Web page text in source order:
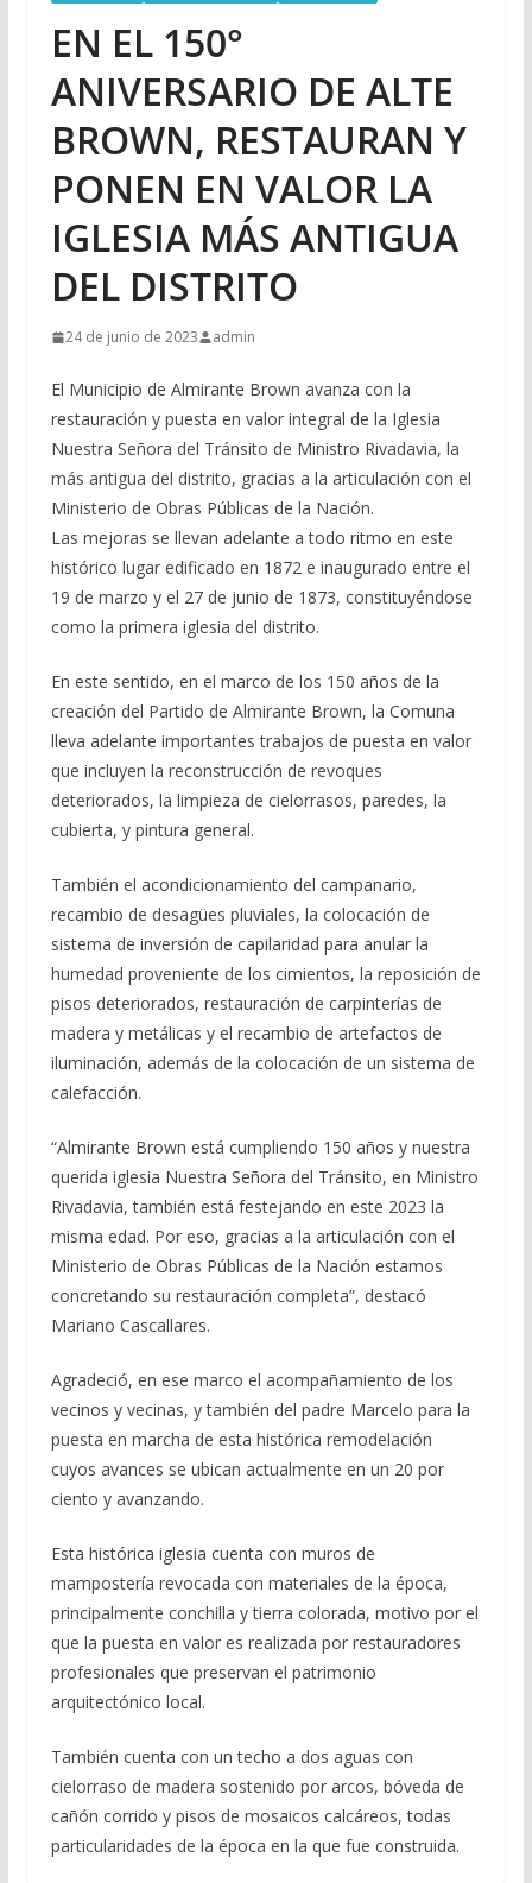
EN EL 150°
ANIVERSARIO DE ALTE
BROWN, RESTAURAN Y
PONEN EN VALOR LA
IGLESIA MÁS ANTIGUA
DEL DISTRITO
24 de junio de 2023 admin
El Municipio de Almirante Brown avanza con la
restauración y puesta en valor integral de la Iglesia
Nuestra Señora del Tránsito de Ministro Rivadavia, la
más antigua del distrito, gracias a la articulación con el
Ministerio de Obras Públicas de la Nación.
Las mejoras se llevan adelante a todo ritmo en este
histórico lugar edificado en 1872 e inaugurado entre el
19 de marzo y el 27 de junio de 1873, constituyéndose
como la primera iglesia del distrito.
En este sentido, en el marco de los 150 años de la
creación del Partido de Almirante Brown, la Comuna
lleva adelante importantes trabajos de puesta en valor
que incluyen la reconstrucción de revoques
deteriorados, la limpieza de cielorrasos, paredes, la
cubierta, y pintura general.
También el acondicionamiento del campanario,
recambio de desagües pluviales, la colocación de
sistema de inversión de capilaridad para anular la
humedad proveniente de los cimientos, la reposición de
pisos deteriorados, restauración de carpinterías de
madera y metálicas y el recambio de artefactos de
iluminación, además de la colocación de un sistema de
calefacción.
“Almirante Brown está cumpliendo 150 años y nuestra
querida iglesia Nuestra Señora del Tránsito, en Ministro
Rivadavia, también está festejando en este 2023 la
misma edad. Por eso, gracias a la articulación con el
Ministerio de Obras Públicas de la Nación estamos
concretando su restauración completa”, destacó
Mariano Cascallares.
Agradeció, en ese marco el acompañamiento de los
vecinos y vecinas, y también del padre Marcelo para la
puesta en marcha de esta histórica remodelación
cuyos avances se ubican actualmente en un 20 por
ciento y avanzando.
Esta histórica iglesia cuenta con muros de
mampostería revocada con materiales de la época,
principalmente conchilla y tierra colorada, motivo por el
que la puesta en valor es realizada por restauradores
profesionales que preservan el patrimonio
arquitectónico local.
También cuenta con un techo a dos aguas con
cielorraso de madera sostenido por arcos, bóveda de
cañón corrido y pisos de mosaicos calcáreos, todas
particularidades de la época en la que fue construida.